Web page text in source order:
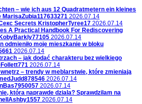
– wie ich aus 12 Quadratmetern ein kleines
MarisaZubia117633271 2026.07.14
Secrets KristopherTyree17 2026.07.14
A Practical Handbook For Rediscovering
KobyBarkly77105 2026.07.14
odmieniło moje mieszkanie w bloku
2026.07.14
– jak dodać charakteru bez wielkiego
2026.07.14
wnętrz – trendy w meblarstwie, które zmieniają
2026.07.14
2026.07.14
która naprawde dziala? Sprawdzilam na
2026.07.14